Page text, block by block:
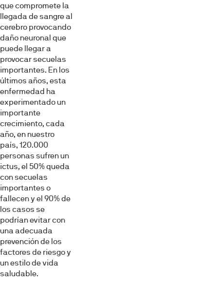
que compromete la
llegada de sangre al
cerebro provocando
daño neuronal que
puede llegar a
provocar secuelas
importantes. En los
últimos años, esta
enfermedad ha
experimentado un
importante
crecimiento, cada
año, en nuestro
país, 120.000
personas sufren un
ictus, el 50% queda
con secuelas
importantes o
fallecen y el 90% de
los casos se
podrían evitar con
una adecuada
prevención de los
factores de riesgo y
un estilo de vida
saludable.